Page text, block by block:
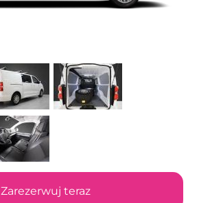
Zarezerwuj teraz